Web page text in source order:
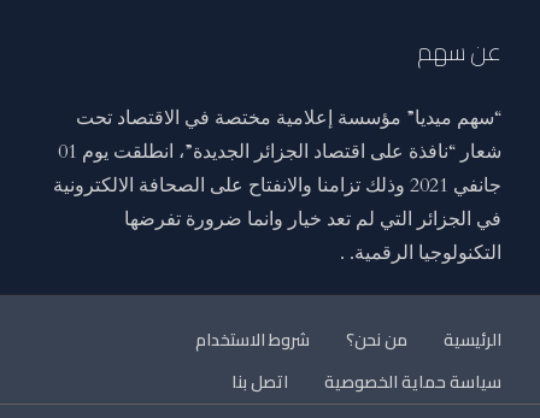
عن سهم
“سهم ميديا” مؤسسة إعلامية مختصة في الاقتصاد تحت
شعار “نافذة على اقتصاد الجزائر الجديدة”، انطلقت يوم 01
جانفي 2021 وذلك تزامنا والانفتاح على الصحافة الالكترونية
في الجزائر التي لم تعد خيار وانما ضرورة تفرضها
التكنولوجيا الرقمية. .
الرئيسية من نحن؟
شروط الاستخدام
سياسة حماية الخصوصية
اتصل بنا